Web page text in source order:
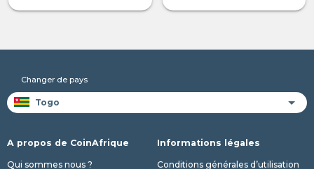
Changer de pays
A propos de CoinAfrique
Qui sommes nous ?
Informations légales
Conditions générales d’utilisation